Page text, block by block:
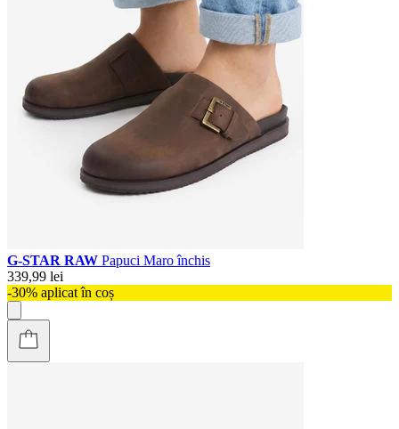
G-STAR RAW Papuci Maro închis
339,99 lei
-30% aplicat în coș